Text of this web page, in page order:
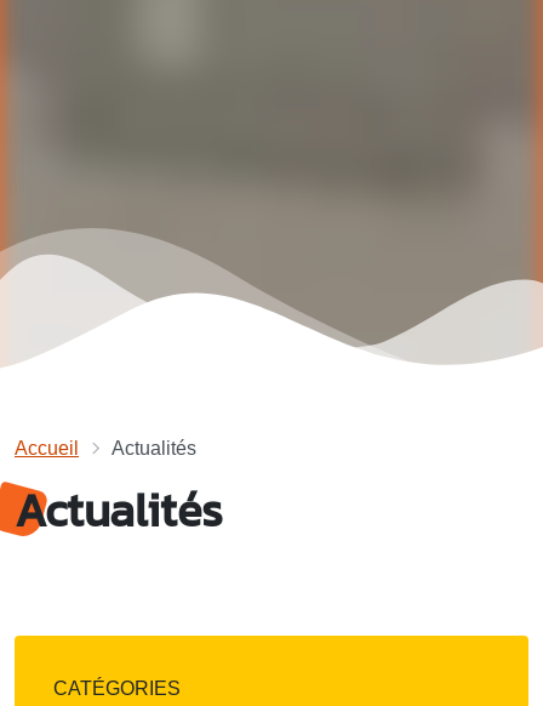
Accueil Actualités
Actualités
CATÉGORIES